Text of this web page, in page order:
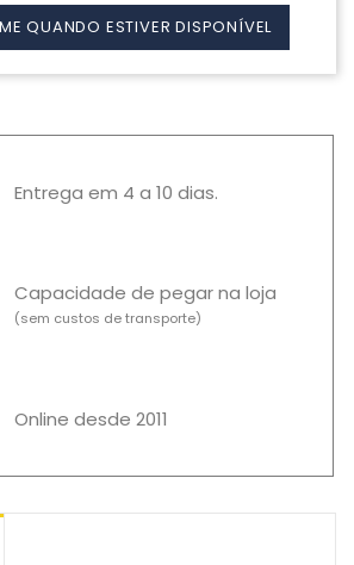
QUANDO ESTIVER DISPONÍVEL
Entrega em 4 a 10 dias.
Capacidade de pegar na loja
(sem custos de transporte)
Online desde 2011